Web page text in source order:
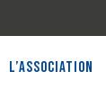
L’Association